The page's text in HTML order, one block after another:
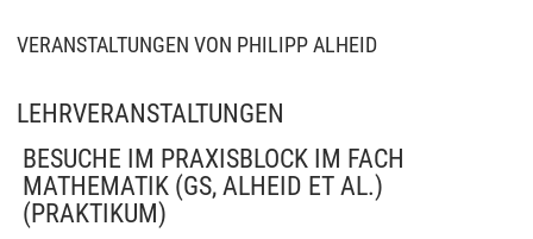
VERANSTALTUNGEN VON PHILIPP ALHEID
LEHRVERANSTALTUNGEN
BESUCHE IM PRAXISBLOCK IM FACH
MATHEMATIK (GS, ALHEID ET AL.)
(PRAKTIKUM)